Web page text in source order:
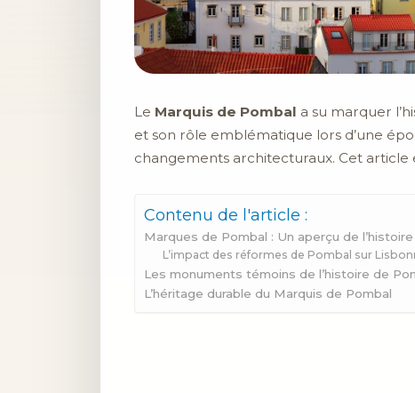
Le Marquis de Pombal a su marquer
et son rôle emblématique lors d’une
changements architecturaux. Cet
Contenu de l'article :
Marques de Pombal : Un aperçu de
L’impact des réformes de Pombal sur
Les monuments témoins de l’histoire de
L’héritage durable du Marquis de Pombal